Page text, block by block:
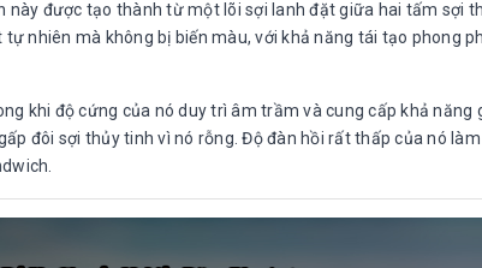
này được tạo thành từ một lõi sợi lanh đặt giữa hai tấm sợi
nhiên mà không bị biến màu, với khả năng tái tạo phong
khi độ cứng của nó duy trì âm trầm và cung cấp khả năng
đôi sợi thủy tinh vì nó rỗng. Độ đàn hồi rất thấp của nó